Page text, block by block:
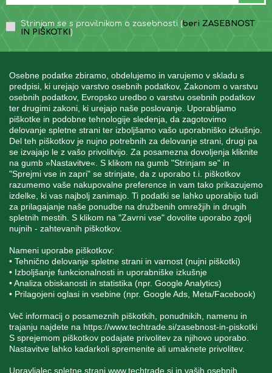
Osebne podatke zbiramo, obdelujemo in varujemo v skladu s
predpisi, ki urejajo varstvo osebnih podatkov, Zakonom o varstvu
osebnih podatkov, Evropsko uredbo o varstvu osebnih podatkov
ter drugimi zakoni, ki urejajo naše poslovanje. Uporabljamo
piškotke in podobne tehnologije sledenja, da zagotovimo
delovanje spletne strani ter izboljšamo vašo uporabniško izkušnjo.
Del teh piškotkov je nujno potrebnih za delovanje strani, drugi pa
se izvajajo le z vašo privolitvijo. Za posamezna dovoljenja kliknite
na gumb »Nastavitve«. S klikom na gumb "Strinjam se" in
"Sprejmi vse in zapri" se strinjate, da z uporabo t.i. piškotkov
razumemo vaše nakupovalne preference in vam tako prikazujemo
izdelke, ki vas najbolj zanimajo. Ti podatki se lahko uporabijo tudi
za prilagajanje naše ponudbe na družbenih omrežjih in drugih
spletnih mestih. S klikom na "Zavrni vse" dovolite uporabo zgolj
nujnih - zahtevanih piškotkov.
Nameni uporabe piškotkov:
• Tehnično delovanje spletne strani in varnost (nujni piškotki)
• Izboljšanje funkcionalnosti in uporabniške izkušnje
• Analiza obiskanosti in statistika (npr. Google Analytics)
• Prilagojeni oglasi in vsebine (npr. Google Ads, Meta/Facebook)
Več informacij o posameznih piškotkih, ponudnikih, namenu in
trajanju najdete na https://www.techtrade.si/zasebnost-in-piskotki
S sprejemom piškotkov podajate privolitev za njihovo uporabo.
Nastavitve lahko kadarkoli spremenite ali umaknete privolitev.
Upravljalec spletne strani www.techtrade.si in vaših osebnih
Strinjam se s pravilnikom o zasebnosti (beri ZASEBNOST
IN PIŠKOTKI )
INFORMACIJE
MOJ RAČUN
STORITEV ZA STRANKE
SPREMLJAJTE NAS
Blatnica 8, 1236 Trzin